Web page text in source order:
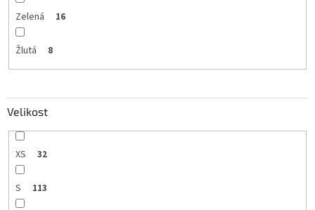
Zelená 16
Žlutá 8
Velikost
XS 32
S 113